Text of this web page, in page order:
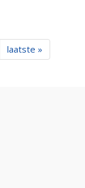
laatste »